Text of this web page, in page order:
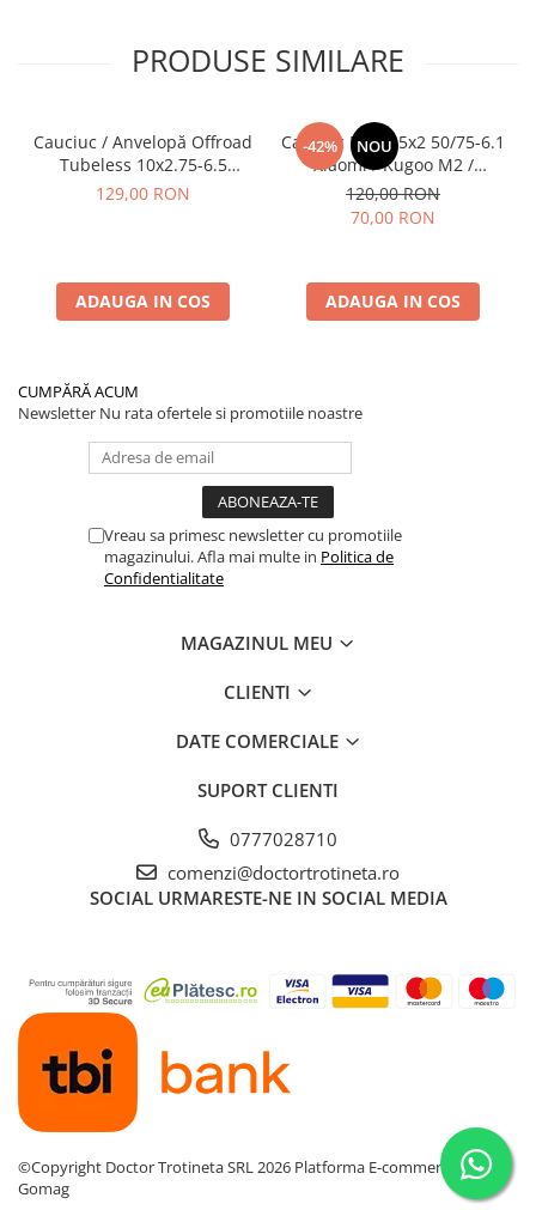
PRODUSE SIMILARE
Cauciuc / Anvelopă Offroad
Tubeless 10x2.75-6.5
KuKirin G2/G2 Master 2025
129,00 RON
ADAUGA IN COS
-42% NOU
Cauciuc Plin 8.5x2 50/75-6.1
Xiaomi / Kugoo M2 /
Ducati/Evergreen/Motus/
120,00 RON
70,00 RON
ADAUGA IN COS
CUMPĂRĂ ACUM
Newsletter Nu rata ofertele si promotiile noastre
Vreau sa primesc newsletter cu promotiile
magazinului. Afla mai multe in Politica de
Confidentialitate
MAGAZINUL MEU
CLIENTI
DATE COMERCIALE
SUPORT CLIENTI
0777028710
comenzi@doctortrotineta.ro
SOCIAL URMARESTE-NE IN SOCIAL MEDIA
©Copyright Doctor Trotineta SRL 2026 Platforma E-commerce by
Gomag